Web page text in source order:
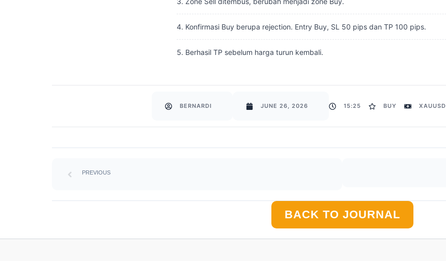
Konfirmasi Buy berupa rejection. Entry Buy, SL 50 pips dan TP 100 pips.
Berhasil TP sebelum harga turun kembali.
BERNARDI JUNE 26, 2026 15:25 BUY XAUUSD
PREVIOUS
BACK TO JOURNAL